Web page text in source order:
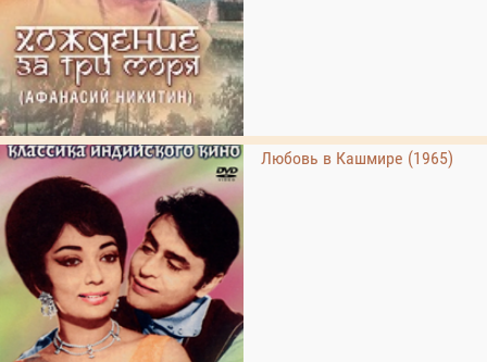
Любовь в Кашмире (1965)